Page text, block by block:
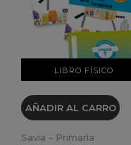
LIBRO FÍSICO
AÑADIR AL CARRO
Savia - Primaria